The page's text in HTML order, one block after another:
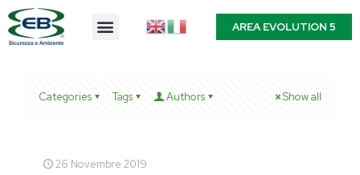
AREA EVOLUTION 5
Categories Tags Authors Show all
26 Novembre 2019